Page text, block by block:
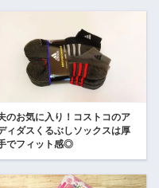
のお気に入り！コストコのア
ィダスくるぶしソックスは厚
でフィット感◎